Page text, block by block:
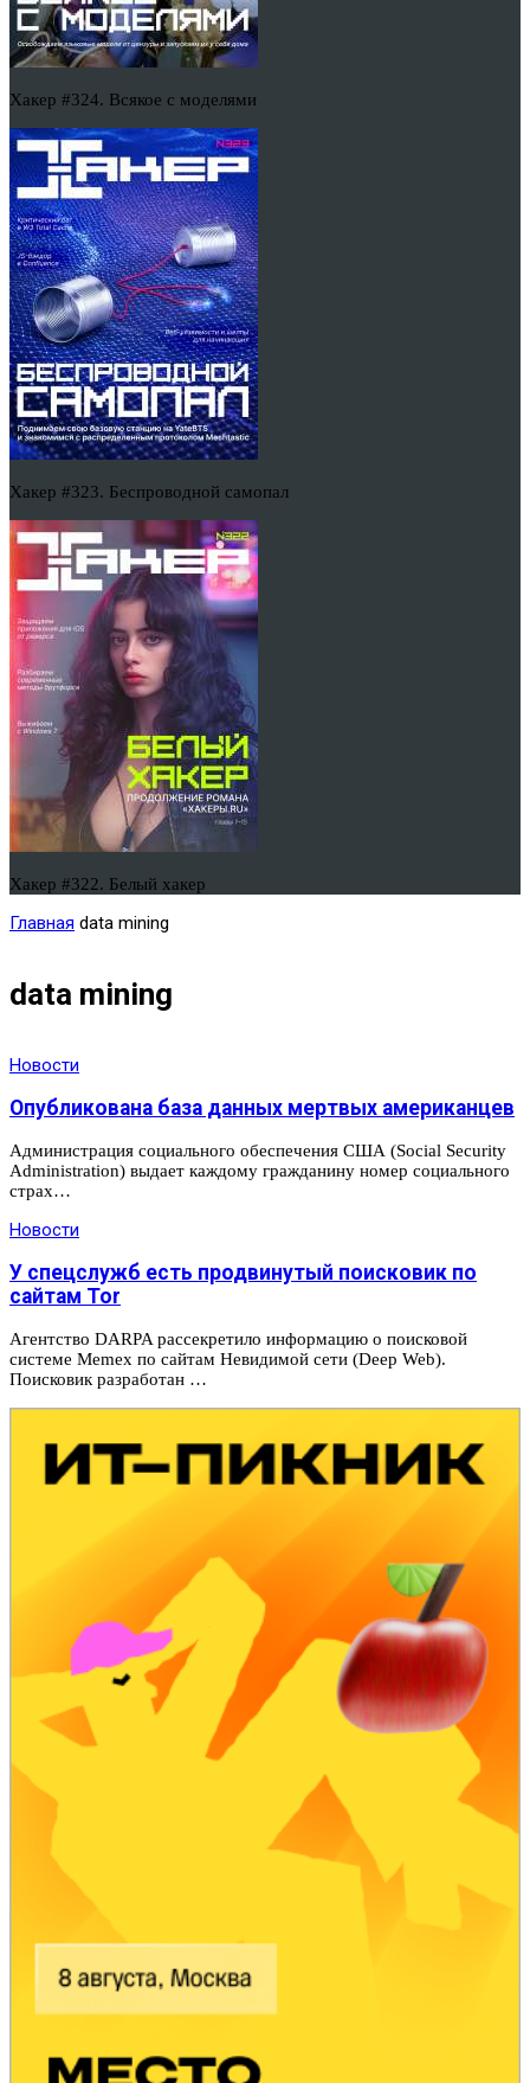
Хакер #324. Всякое с моделями
Хакер #323. Беспроводной самопал
Хакер #322. Белый хакер
Главная data mining
data mining
Новости
Опубликована база данных мертвых американцев
Администрация социального обеспечения США (Social Security
Administration) выдает каждому гражданину номер социального
страх…
Новости
У спецслужб есть продвинутый поисковик по
сайтам Tor
Агентство DARPA рассекретило информацию о поисковой
системе Memex по сайтам Невидимой сети (Deep Web).
Поисковик разработан …